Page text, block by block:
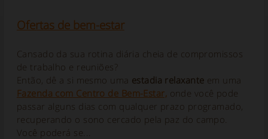
Ofertas de bem-estar
Cansado da sua rotina diária cheia de compromissos
de trabalho e reuniões?
Então, dê a si mesmo uma estadia relaxante em uma
Fazenda com Centro de Bem-Estar, onde você pode
passar alguns dias com qualquer prazo programado,
recuperando o sono cercado pela paz do campo.
Você poderá se...